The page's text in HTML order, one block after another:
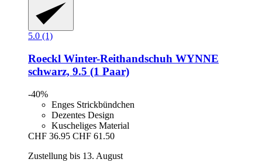
5.0 (1)
Roeckl Winter-​Reithandschuh WYNNE
schwarz, 9.5 (1 Paar)
-40%
Enges Strickbündchen
Dezentes Design
Kuscheliges Material
CHF 36.95 CHF 61.50
Zustellung bis 13. August